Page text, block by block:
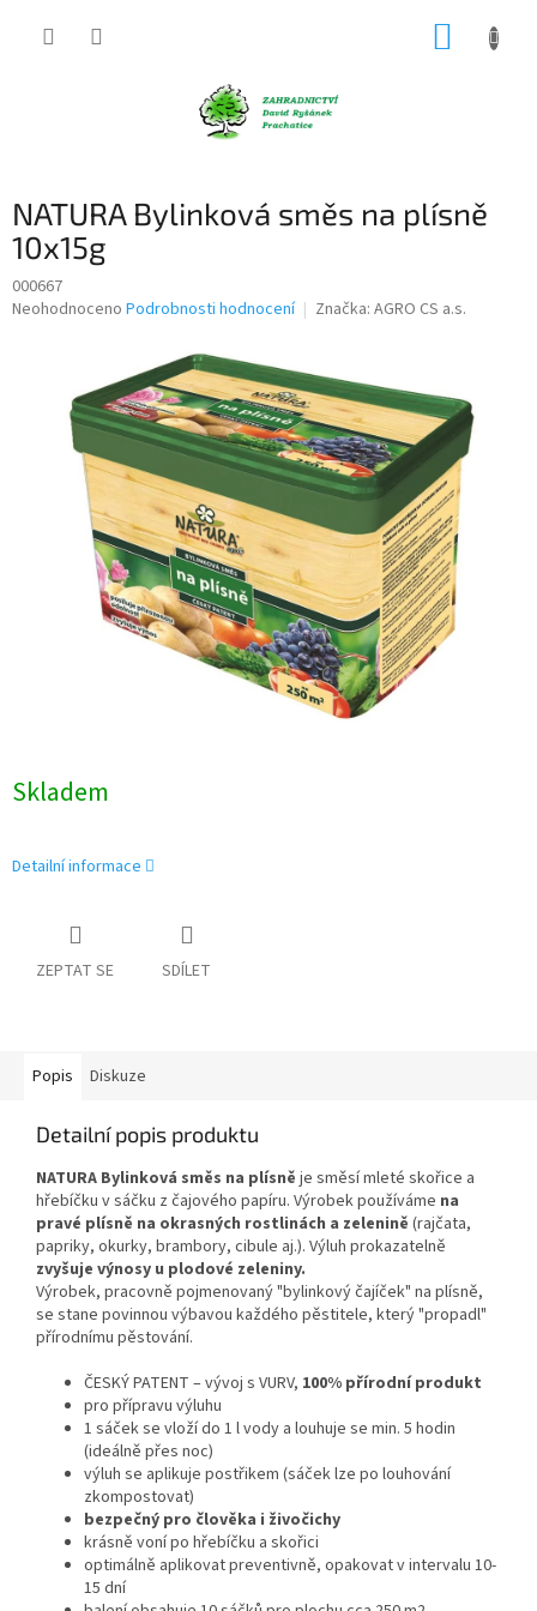
NATURA Bylinková směs na plísně
10x15g
000667
Průměrné
hvězdiček.
Neohodnoceno Podrobnosti hodnocení Značka: AGRO CS a.s.
Skladem
Detailní informace
ZEPTAT SE SDÍLET
Popis Diskuze
Detailní popis produktu
NATURA Bylinková směs na plísně je směsí mleté skořice a
hřebíčku v sáčku z čajového papíru. Výrobek používáme na
pravé plísně na okrasných rostlinách a zelenině (rajčata,
papriky, okurky, brambory, cibule aj.). Výluh prokazatelně
zvyšuje výnosy u plodové zeleniny.
Výrobek, pracovně pojmenovaný "bylinkový čajíček" na plísně,
se stane povinnou výbavou každého pěstitele, který "propadl"
přírodnímu pěstování.
ČESKÝ PATENT – vývoj s VURV, 100% přírodní produkt
pro přípravu výluhu
1 sáček se vloží do 1 l vody a louhuje se min. 5 hodin
(ideálně přes noc)
výluh se aplikuje postřikem (sáček lze po louhování
zkompostovat)
bezpečný pro člověka i živočichy
krásně voní po hřebíčku a skořici
optimálně aplikovat preventivně, opakovat v intervalu 10-
15 dní